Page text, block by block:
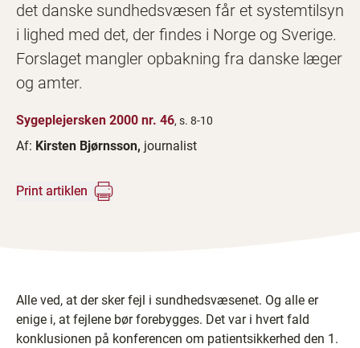
det danske sundhedsvæsen får et systemtilsyn
i lighed med det, der findes i Norge og Sverige.
Forslaget mangler opbakning fra danske læger
og amter.
Sygeplejersken 2000 nr. 46, s. 8-10
Af: Kirsten Bjørnsson, journalist
Print artiklen
Alle ved, at der sker fejl i sundhedsvæsenet. Og alle er
enige i, at fejlene bør forebygges. Det var i hvert fald
konklusionen på konferencen om patientsikkerhed den 1.